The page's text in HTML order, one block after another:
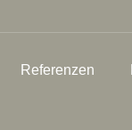
Referenzen